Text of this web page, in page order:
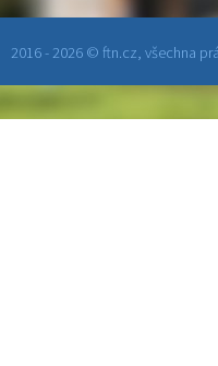
2016 - 2026 © ftn.cz, všechna